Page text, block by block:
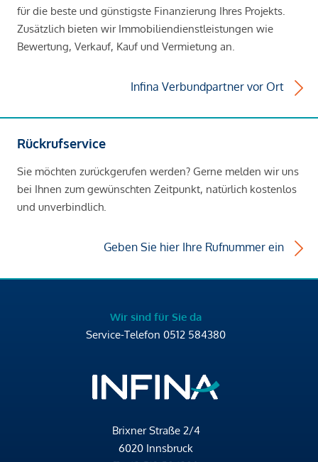
für die beste und günstigste Finanzierung Ihres Projekts.
Zusätzlich bieten wir Immobiliendienstleistungen wie
Bewertung, Verkauf, Kauf und Vermietung an.
Infina Verbundpartner vor Ort
Rückrufservice
Sie möchten zurückgerufen werden? Gerne melden wir uns
bei Ihnen zum gewünschten Zeitpunkt, natürlich kostenlos
und unverbindlich.
Geben Sie hier Ihre Rufnummer ein
Wir sind für Sie da
Service-Telefon 0512 584380
Brixner Straße 2/4
6020 Innsbruck